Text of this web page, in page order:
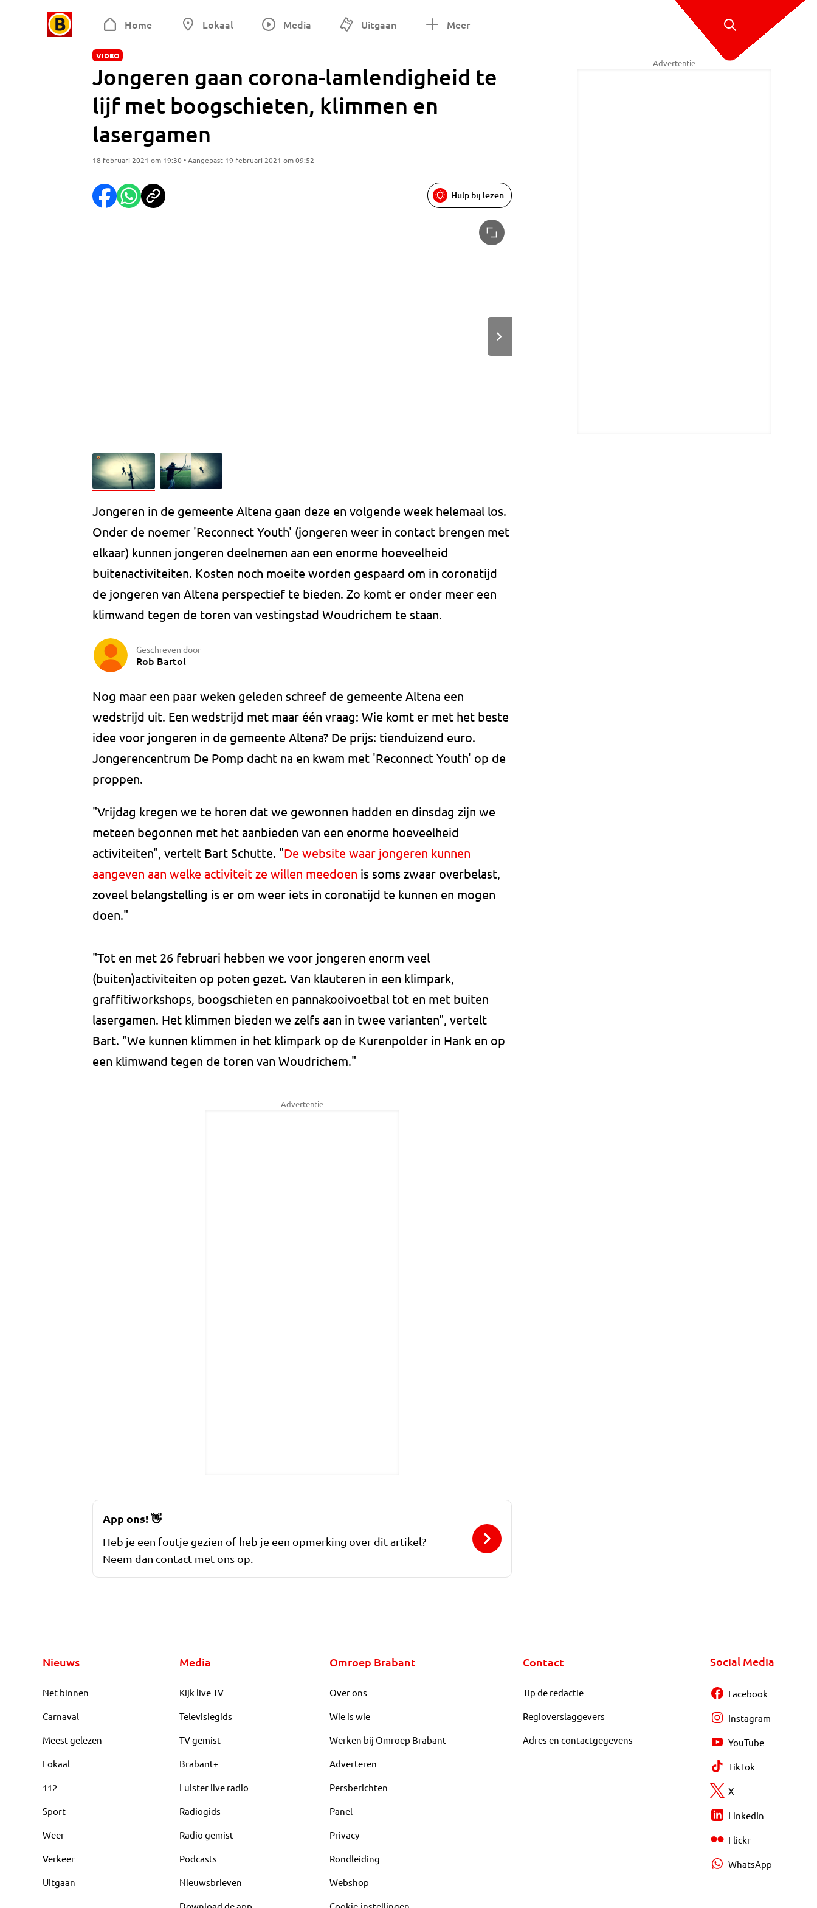
Home Lokaal Media Uitgaan Meer
VIDEO
Jongeren gaan corona-lamlendigheid te
lijf met boogschieten, klimmen en
lasergamen
18 februari 2021 om 19:30 • Aangepast 19 februari 2021 om 09:52
Hulp bij lezen
Jongeren in de gemeente Altena gaan deze en volgende week helemaal los.
Onder de noemer 'Reconnect Youth' (jongeren weer in contact brengen met
elkaar) kunnen jongeren deelnemen aan een enorme hoeveelheid
buitenactiviteiten. Kosten noch moeite worden gespaard om in coronatijd
de jongeren van Altena perspectief te bieden. Zo komt er onder meer een
klimwand tegen de toren van vestingstad Woudrichem te staan.
Geschreven door
Rob Bartol
Nog maar een paar weken geleden schreef de gemeente Altena een
wedstrijd uit. Een wedstrijd met maar één vraag: Wie komt er met het beste
idee voor jongeren in de gemeente Altena? De prijs: tienduizend euro.
Jongerencentrum De Pomp dacht na en kwam met 'Reconnect Youth' op de
proppen.
"Vrijdag kregen we te horen dat we gewonnen hadden en dinsdag zijn we
meteen begonnen met het aanbieden van een enorme hoeveelheid
activiteiten", vertelt Bart Schutte. "De website waar jongeren kunnen
aangeven aan welke activiteit ze willen meedoen is soms zwaar overbelast,
zoveel belangstelling is er om weer iets in coronatijd te kunnen en mogen
doen."
"Tot en met 26 februari hebben we voor jongeren enorm veel
(buiten)activiteiten op poten gezet. Van klauteren in een klimpark,
graffitiworkshops, boogschieten en pannakooivoetbal tot en met buiten
lasergamen. Het klimmen bieden we zelfs aan in twee varianten", vertelt
Bart. "We kunnen klimmen in het klimpark op de Kurenpolder in Hank en op
een klimwand tegen de toren van Woudrichem."
Advertentie
Advertentie
App ons!👋
Heb je een foutje gezien of heb je een opmerking over dit artikel?
Neem dan contact met ons op.
Nieuws
Net binnen
Carnaval
Meest gelezen
Lokaal
112
Sport
Weer
Verkeer
Uitgaan
Media
Kijk live TV
Televisiegids
TV gemist
Brabant+
Luister live radio
Radiogids
Radio gemist
Podcasts
Nieuwsbrieven
Omroep Brabant
Over ons
Wie is wie
Werken bij Omroep Brabant
Adverteren
Persberichten
Panel
Privacy
Rondleiding
Webshop
Contact
Tip de redactie
Regioverslaggevers
Adres en contactgegevens
Social Media
Facebook
Instagram
YouTube
TikTok
X
LinkedIn
Flickr
WhatsApp